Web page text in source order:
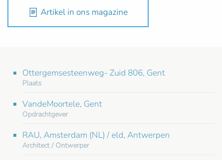
Artikel in ons magazine
Ottergemsesteenweg- Zuid 806, Gent
Plaats
VandeMoortele, Gent
Opdrachtgever
RAU, Amsterdam (NL) / eld, Antwerpen
Architect / Ontwerper